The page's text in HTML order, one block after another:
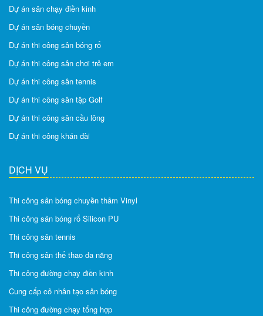
Dự án sân chạy điền kinh
Dự án sân bóng chuyền
Dự án thi công sân bóng rổ
Dự án thi công sân chơi trẻ em
Dự án thi công sân tennis
Dự án thi công sân tập Golf
Dự án thi công sân cầu lông
Dự án thi công khán đài
DỊCH VỤ
Thi công sân bóng chuyền thảm Vinyl
Thi công sân bóng rổ Silicon PU
Thi công sân tennis
Thi công sân thể thao đa năng
Thi công đường chạy điền kinh
Cung cấp cỏ nhân tạo sân bóng
Thi công đường chạy tổng hợp